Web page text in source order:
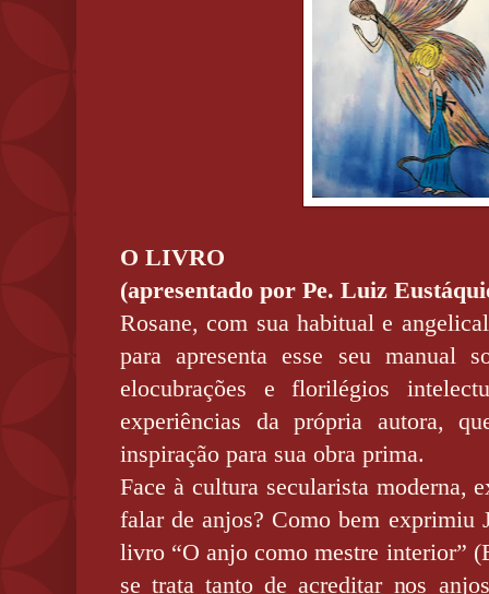
O LIVRO
(apresentado por Pe. Luiz
Rosane, com sua habitual e
para apresenta esse seu manual
elocubrações e florilégios
experiências da própria autora,
inspiração para sua obra prima.
Face à cultura secularista moderna,
falar de anjos? Como bem exprimiu
livro “O anjo como mestre interior”
se trata tanto de acreditar nos